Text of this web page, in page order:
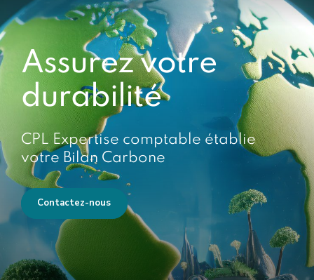
Assurez votre
durabilité
CPL Expertise comptable établie
votre Bilan Carbone
Contactez-nous